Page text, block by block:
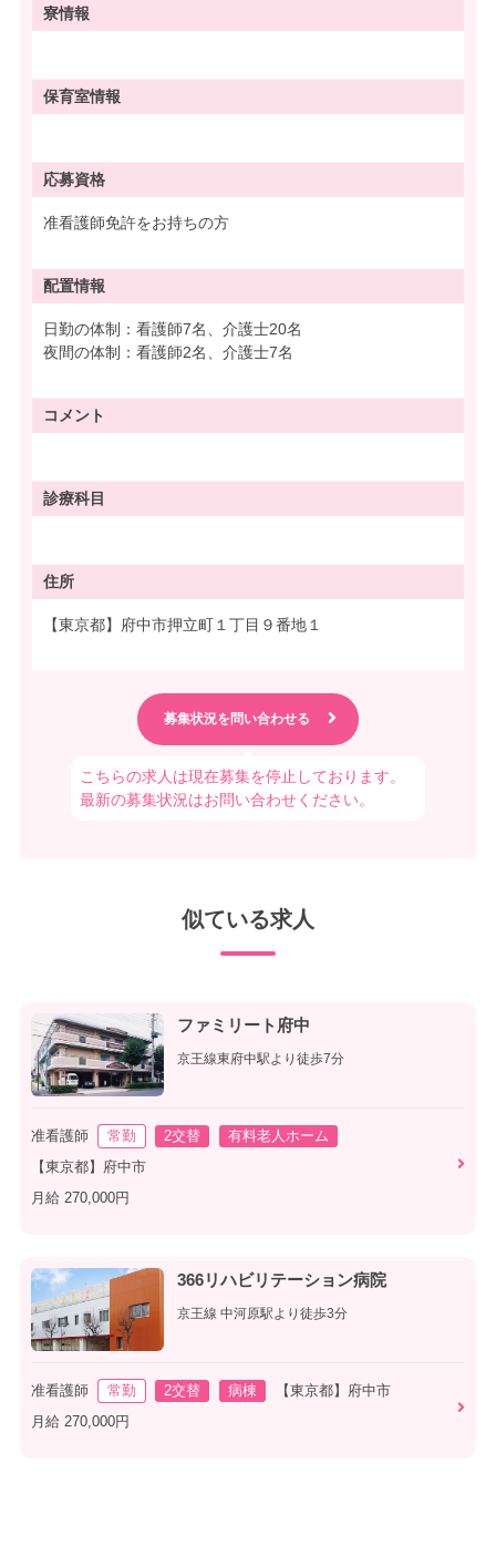
寮情報
保育室情報
応募資格
准看護師免許をお持ちの方
配置情報
日勤の体制：看護師7名、介護士20名
夜間の体制：看護師2名、介護士7名
コメント
診療科目
住所
【東京都】府中市押立町１丁目９番地１
こちらの求人は現在募集を停止しております。
最新の募集状況はお問い合わせください。
似ている求人
ファミリート府中
京王線東府中駅より徒歩7分
准看護師 常勤 2交替
有料老人ホーム
【東京都】府中市
月給 270,000円
366リハビリテーション病院
京王線 中河原駅より徒歩3分
准看護師 常勤 2交替 病棟
【東京都】府中市
月給 270,000円